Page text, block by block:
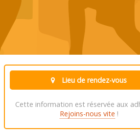
Lieu de rendez-vous
Cette information est réservée aux
Rejoins-nous vite !